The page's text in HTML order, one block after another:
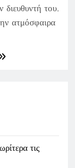
του.
ατμόσφαιρα
τις